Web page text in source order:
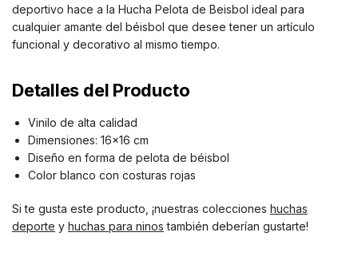
deportivo hace a la Hucha Pelota de Beisbol ideal para
cualquier amante del béisbol que desee tener un artículo
funcional y decorativo al mismo tiempo.
Detalles del Producto
Vinilo de alta calidad
Dimensiones: 16×16 cm
Diseño en forma de pelota de béisbol
Color blanco con costuras rojas
Si te gusta este producto, ¡nuestras colecciones huchas
deporte y huchas para ninos también deberían gustarte!